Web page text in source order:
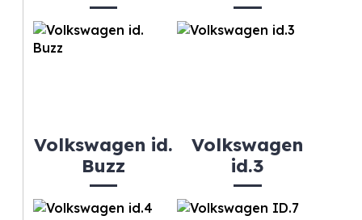
Volkswagen id.
Buzz
Volkswagen
id.3